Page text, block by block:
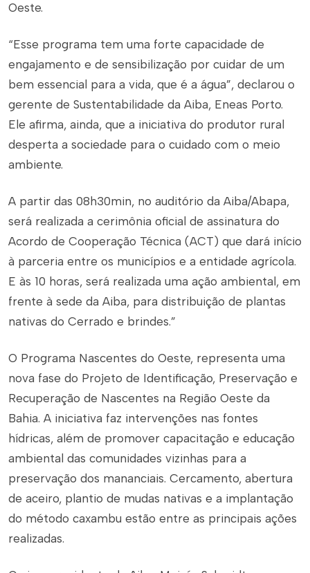
Oeste.
“Esse programa tem uma forte capacidade de
engajamento e de sensibilização por cuidar de um
bem essencial para a vida, que é a água”, declarou o
gerente de Sustentabilidade da Aiba, Eneas Porto.
Ele afirma, ainda, que a iniciativa do produtor rural
desperta a sociedade para o cuidado com o meio
ambiente.
A partir das 08h30min, no auditório da Aiba/Abapa,
será realizada a cerimônia oficial de assinatura do
Acordo de Cooperação Técnica (ACT) que dará início
à parceria entre os municípios e a entidade agrícola.
E às 10 horas, será realizada uma ação ambiental, em
frente à sede da Aiba, para distribuição de plantas
nativas do Cerrado e brindes.”
O Programa Nascentes do Oeste, representa uma
nova fase do Projeto de Identificação, Preservação e
Recuperação de Nascentes na Região Oeste da
Bahia. A iniciativa faz intervenções nas fontes
hídricas, além de promover capacitação e educação
ambiental das comunidades vizinhas para a
preservação dos mananciais. Cercamento, abertura
de aceiro, plantio de mudas nativas e a implantação
do método caxambu estão entre as principais ações
realizadas.